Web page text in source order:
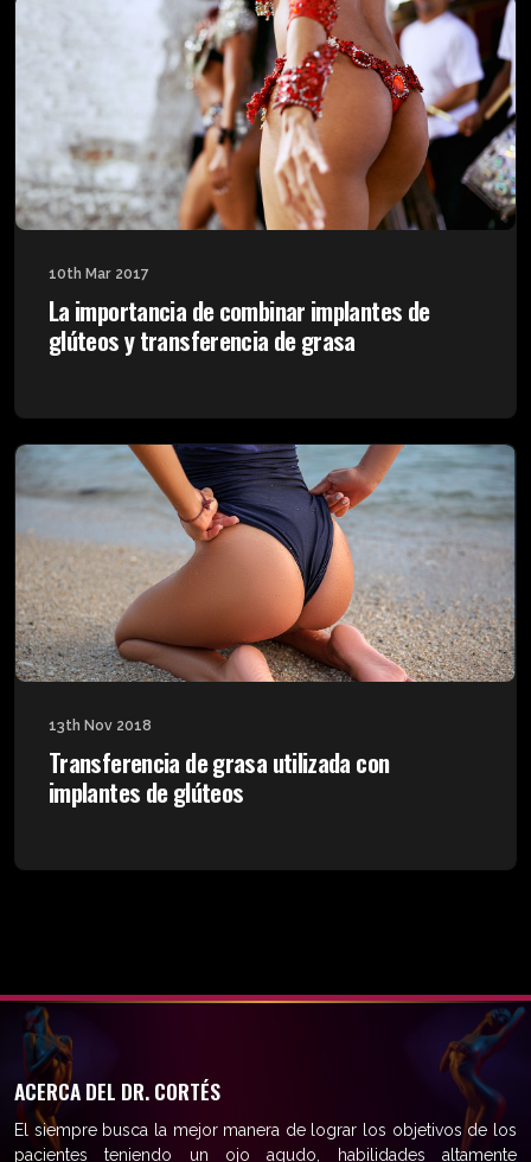
10th Mar 2017
La importancia de combinar implantes de
glúteos y transferencia de grasa
13th Nov 2018
Transferencia de grasa utilizada con
implantes de glúteos
ACERCA DEL DR. CORTÉS
El siempre busca la mejor manera de lograr los objetivos de los
pacientes teniendo un ojo agudo, habilidades altamente